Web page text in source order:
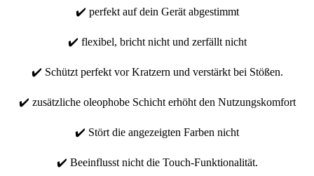
✔️ perfekt auf dein Gerät abgestimmt
✔️ flexibel, bricht nicht und zerfällt nicht
✔️ Schützt perfekt vor Kratzern und verstärkt bei Stößen.
✔️ zusätzliche oleophobe Schicht erhöht den Nutzungskomfort
✔️ Stört die angezeigten Farben nicht
✔️ Beeinflusst nicht die Touch-Funktionalität.